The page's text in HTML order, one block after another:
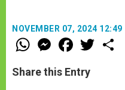
NOVEMBER 07, 2024 12:49
W
h
t
s
M
e
s
e
F
a
e
b
w
Share this Entry